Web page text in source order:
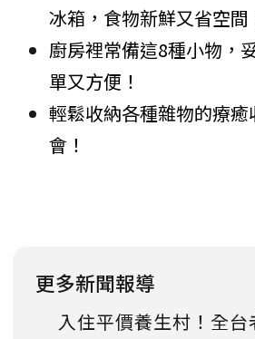
冰箱，食物新鮮又省空間
廚房裡常備這8種小物，
單又方便！
輕鬆收納各種雜物的療
會！
更多新聞報導
入住平價養生村！全